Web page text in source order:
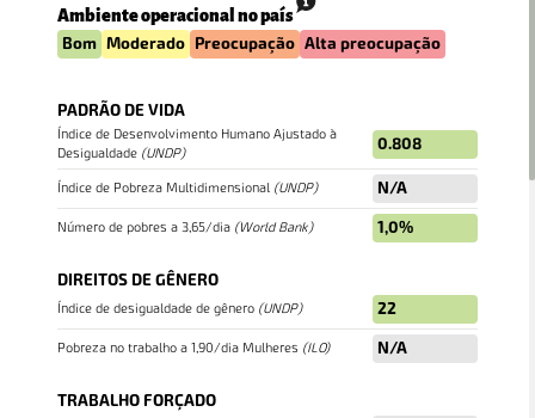
Ambiente operacional no país
Bom Moderado Preocupação Alta preocupação
PADRÃO DE VIDA
Índice de Desenvolvimento Humano Ajustado à
Desigualdade (UNDP) 0.808
Índice de Pobreza Multidimensional (UNDP) N/A
Número de pobres a 3,65/dia (World Bank) 1,0%
DIREITOS DE GÊNERO
Índice de desigualdade de gênero (UNDP) 22
Pobreza no trabalho a 1,90/dia Mulheres (ILO) N/A
TRABALHO FORÇADO